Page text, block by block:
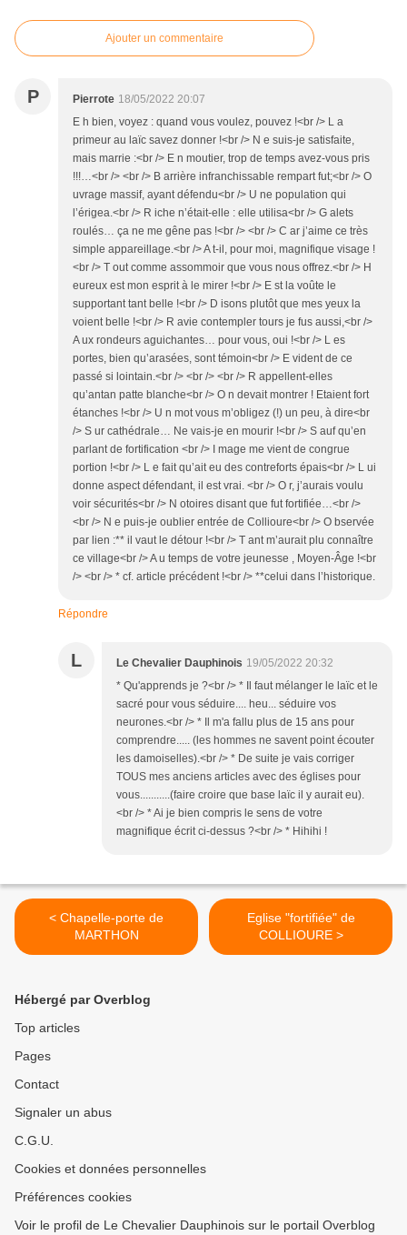
Ajouter un commentaire
P Pierrote 18/05/2022 20:07
E h bien, voyez : quand vous voulez, pouvez !<br /> L a
primeur au laïc savez donner !<br /> N e suis-je satisfaite,
mais marrie :<br /> E n moutier, trop de temps avez-vous pris
!!!…<br /> <br /> B arrière infranchissable rempart fut;<br /> O
uvrage massif, ayant défendu<br /> U ne population qui
l’érigea.<br /> R iche n’était-elle : elle utilisa<br /> G alets
roulés… ça ne me gêne pas !<br /> <br /> C ar j’aime ce très
simple appareillage.<br /> A t-il, pour moi, magnifique visage !
<br /> T out comme assommoir que vous nous offrez.<br /> H
eureux est mon esprit à le mirer !<br /> E st la voûte le
supportant tant belle !<br /> D isons plutôt que mes yeux la
voient belle !<br /> R avie contempler tours je fus aussi,<br />
A ux rondeurs aguichantes… pour vous, oui !<br /> L es
portes, bien qu’arasées, sont témoin<br /> E vident de ce
passé si lointain.<br /> <br /> <br /> R appellent-elles
qu’antan patte blanche<br /> O n devait montrer ! Etaient fort
étanches !<br /> U n mot vous m’obligez (!) un peu, à dire<br
/> S ur cathédrale… Ne vais-je en mourir !<br /> S auf qu’en
parlant de fortification <br /> I mage me vient de congrue
portion !<br /> L e fait qu’ait eu des contreforts épais<br /> L ui
donne aspect défendant, il est vrai. <br /> O r, j’aurais voulu
voir sécurités<br /> N otoires disant que fut fortifiée…<br />
<br /> N e puis-je oublier entrée de Collioure<br /> O bservée
par lien :** il vaut le détour !<br /> T ant m’aurait plu connaître
ce village<br /> A u temps de votre jeunesse , Moyen-Âge !<br
/> <br /> * cf. article précédent !<br /> **celui dans l’historique.
Répondre
L Le Chevalier Dauphinois 19/05/2022 20:32
* Qu'apprends je ?<br /> * Il faut mélanger le laïc et le
sacré pour vous séduire.... heu... séduire vos
neurones.<br /> * Il m'a fallu plus de 15 ans pour
comprendre..... (les hommes ne savent point écouter
les damoiselles).<br /> * De suite je vais corriger
TOUS mes anciens articles avec des églises pour
vous...........(faire croire que base laïc il y aurait eu).
<br /> * Ai je bien compris le sens de votre
magnifique écrit ci-dessus ?<br /> * Hihihi !
< Chapelle-porte de
MARTHON
Eglise "fortifiée" de
COLLIOURE >
Hébergé par Overblog
Top articles
Pages
Contact
Signaler un abus
C.G.U.
Cookies et données personnelles
Préférences cookies
Voir le profil de Le Chevalier Dauphinois sur le portail Overblog